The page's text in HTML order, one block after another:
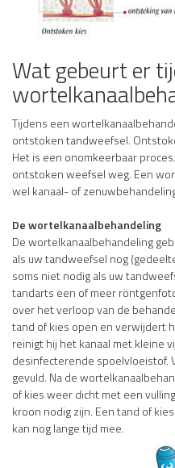
Wat gebeurt er
Tijdens een
ontstoken tandweefsel.
Het is een onomkeerbaar
ontstoken weefsel weg. Een
wel kanaal- of
De wortelkanaalbehandeling
De wortelkanaalbehandeling
als uw tandweefsel nog
soms niet nodig als uw
tandarts een of meer
over het verloop van de
tand of kies open en verwijdert
reinigt hij het kanaal met kleine
desinfecterende spoelvloeistof.
gevuld. Na de
of kies weer dicht met een
kroon nodig zijn. Een tand of
kan nog lange tijd mee.